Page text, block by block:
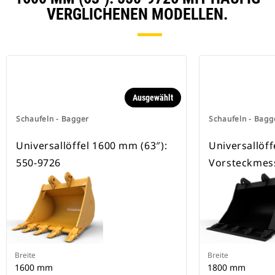
Sicherung der Anbaugeräte.
für alle Ketten- und Mobilbagger
VERGLICHENEN MODELLEN.
Schaufeln - Bagger
Ausgewählt
Universallöffel 1600 mm (63″):
550-9726
Breite
1600 mm
Schaufeln -
Breite
1800 mm